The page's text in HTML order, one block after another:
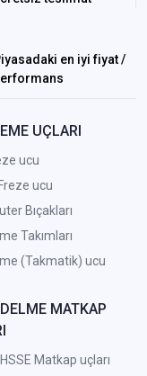
en iyi fiyat /
UÇLARI
ucu
ucu
Bıçakları
Takımları
(Takmatik) ucu
MATKAP
Matkap uçları